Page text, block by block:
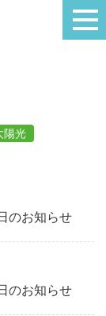
陽光
のお知らせ
のお知らせ